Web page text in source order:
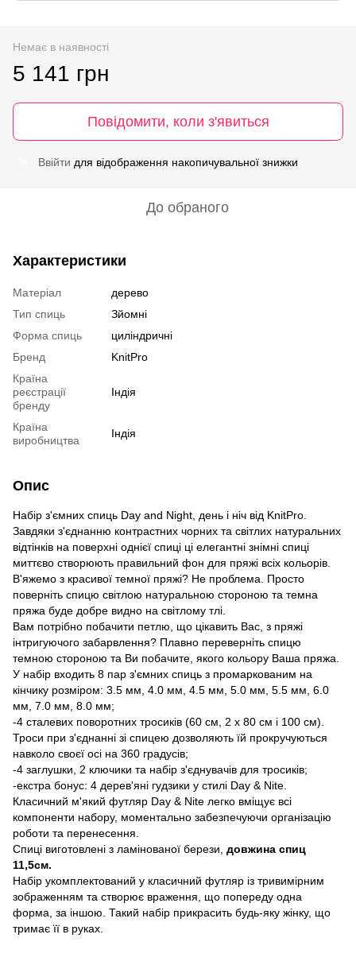
Немає в наявності
5 141 грн
Повідомити, коли з'явиться
Ввійти для відображення накопичувальної знижки
До обраного
Характеристики
Матеріал
дерево
Тип спиць
Зйомні
Форма спиць
циліндричні
Бренд
KnitPro
Країна
реєстрації
бренду
Індія
Країна
виробництва
Індія
Опис
Набір з'ємних спиць Day and Night, день і ніч від KnitPro.
Завдяки з'єднанню контрастних чорних та світлих натуральних
відтінків на поверхні однієї спиці ці елегантні знімні спиці
миттєво створюють правильний фон для пряжі всіх кольорів.
В'яжемо з красивої темної пряжі? Не проблема. Просто
поверніть спицю світлою натуральною стороною та темна
пряжа буде добре видно на світлому тлі.
Вам потрібно побачити петлю, що цікавить Вас, з пряжі
інтригуючого забарвлення? Плавно переверніть спицю
темною стороною та Ви побачите, якого кольору Ваша пряжа.
У набір входить 8 пар з'ємних спиць з промаркованим на
кінчику розміром: 3.5 мм, 4.0 мм, 4.5 мм, 5.0 мм, 5.5 мм, 6.0
мм, 7.0 мм, 8.0 мм;
-4 сталевих поворотних тросиків (60 см, 2 х 80 см і 100 см).
Троси при з'єднанні зі спицею дозволяють їй прокручуються
навколо своєї осі на 360 градусів;
-4 заглушки, 2 ключики та набір з'єднувачів для тросиків;
-екстра бонус: 4 дерев'яні гудзики у стилі Day & Nite.
Класичний м'який футляр Day & Nite легко вміщує всі
компоненти набору, моментально забезпечуючи організацію
роботи та перенесення.
Спиці виготовлені з ламінованої берези, довжина спиц
11,5см.
Набір укомплектований у класичний футляр із тривимірним
зображенням та створює враження, що попереду одна
форма, за іншою. Такий набір прикрасить будь-яку жінку, що
тримає її в руках.